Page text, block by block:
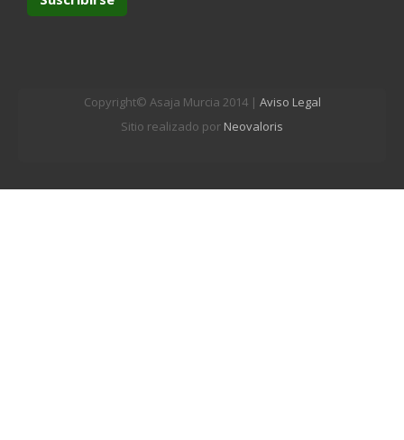
Copyright© Asaja Murcia 2014 | Aviso Legal
Sitio realizado por Neovaloris